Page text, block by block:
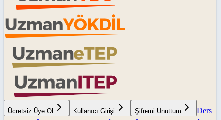
Ücretsiz Üye Ol Kullanıcı Girişi Şifremi Unuttum
Ders